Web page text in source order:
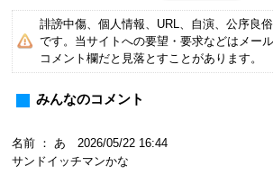
誹謗中傷、個人情報、URL、自演、公序良
です。当サイトへの要望・要求などはメー
コメント欄だと見落とすことがあります。
みんなのコメント
名前 ： あ 2026/05/22 16:44
サンドイッチマンかな